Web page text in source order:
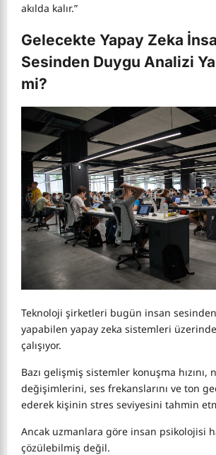
akılda kalır.”
Gelecekte Yapay Zeka
Sesinden Duygu Analizi
mi?
Teknoloji şirketleri bugün insan
yapabilen yapay zeka sistemleri
çalışıyor.
Bazı gelişmiş sistemler konuşma hızını,
değişimlerini, ses frekanslarını ve ton
ederek kişinin stres seviyesini tahmin
Ancak uzmanlara göre insan psikolojisi
çözülebilmiş değil.